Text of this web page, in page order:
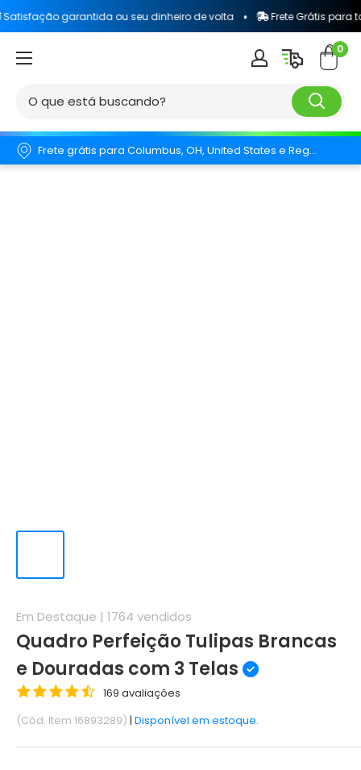
ou seu dinheiro de volta Frete Grátis para todo o Brasil
0
Frete grátis para Columbus, OH, United States e Região.
Em Destaque | 1764 vendidos
Quadro Perfeição Tulipas Brancas
e Douradas com 3 Telas
169 avaliações
(Cód. Item 16893289) | Disponível em estoque.